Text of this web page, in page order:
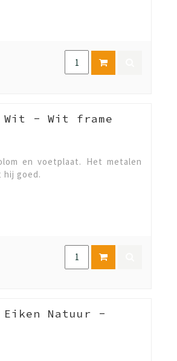
Wit - Wit frame
en voetplaat. Het metalen
hij goed.
Eiken Natuur -